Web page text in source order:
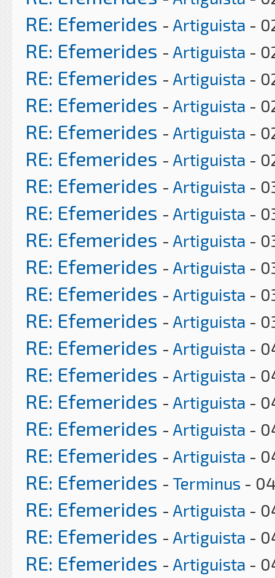
RE: Efemerides - Artiguista -
RE: Efemerides - Artiguista -
RE: Efemerides - Artiguista -
RE: Efemerides - Artiguista -
RE: Efemerides - Artiguista -
RE: Efemerides - Artiguista -
RE: Efemerides - Artiguista -
RE: Efemerides - Artiguista -
RE: Efemerides - Artiguista -
RE: Efemerides - Artiguista -
RE: Efemerides - Artiguista -
RE: Efemerides - Artiguista -
RE: Efemerides - Artiguista -
RE: Efemerides - Artiguista -
RE: Efemerides - Artiguista -
RE: Efemerides - Artiguista -
RE: Efemerides - Artiguista -
RE: Efemerides - Terminus -
RE: Efemerides - Artiguista -
RE: Efemerides - Artiguista -
RE: Efemerides - Artiguista -